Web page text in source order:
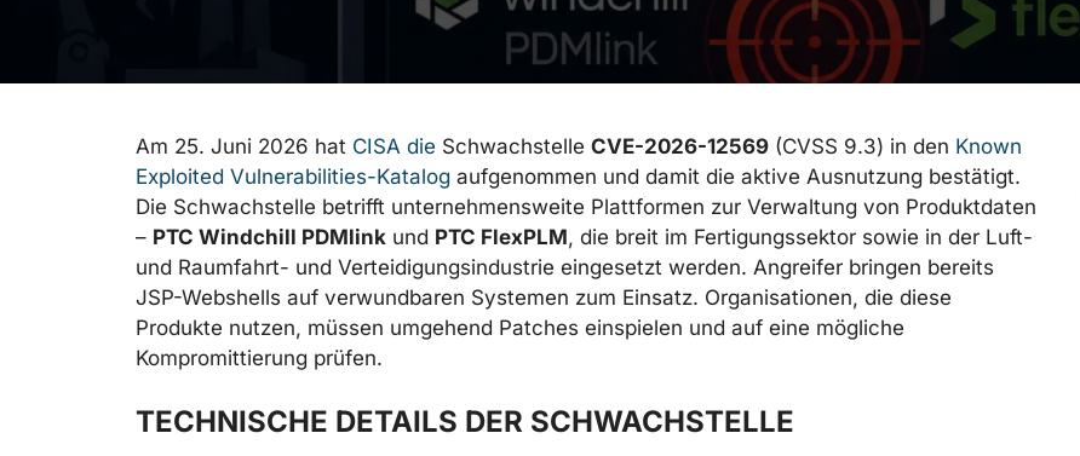
Am 25. Juni 2026 hat CISA die Schwachstelle CVE-2026-12569 (CVSS 9.3) in den Known
Exploited Vulnerabilities-Katalog aufgenommen und damit die aktive Ausnutzung bestätigt.
Die Schwachstelle betrifft unternehmensweite Plattformen zur Verwaltung von Produktdaten
– PTC Windchill PDMlink und PTC FlexPLM, die breit im Fertigungssektor sowie in der Luft-
und Raumfahrt- und Verteidigungsindustrie eingesetzt werden. Angreifer bringen bereits
JSP-Webshells auf verwundbaren Systemen zum Einsatz. Organisationen, die diese
Produkte nutzen, müssen umgehend Patches einspielen und auf eine mögliche
Kompromittierung prüfen.
TECHNISCHE DETAILS DER SCHWACHSTELLE